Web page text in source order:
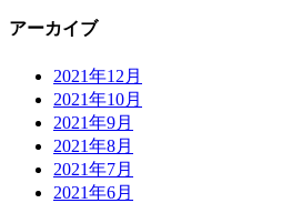
アーカイブ
2021年12月
2021年10月
2021年9月
2021年8月
2021年7月
2021年6月